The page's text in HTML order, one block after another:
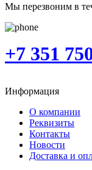
Мы перезвоним в
+7 351
Информация
О компании
Реквизиты
Контакты
Новости
Доставка и